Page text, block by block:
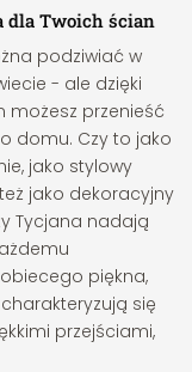
dla Twoich ścian
podziwiać w
- ale dzięki
możesz przenieść
domu. Czy to jako
jako stylowy
jako dekoracyjny
Tycjana nadają
piękna,
się
przejściami,